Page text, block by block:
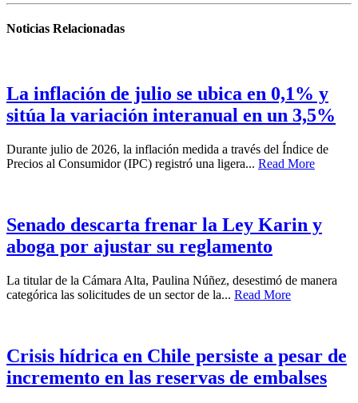
Noticias Relacionadas
La inflación de julio se ubica en 0,1% y
sitúa la variación interanual en un 3,5%
Durante julio de 2026, la inflación medida a través del Índice de
Precios al Consumidor (IPC) registró una ligera... Read More
Senado descarta frenar la Ley Karin y
aboga por ajustar su reglamento
La titular de la Cámara Alta, Paulina Núñez, desestimó de manera
categórica las solicitudes de un sector de la... Read More
Crisis hídrica en Chile persiste a pesar de
incremento en las reservas de embalses